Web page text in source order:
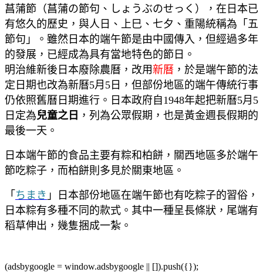
菖蒲節（菖蒲の節句、しょうぶのせっく），在日本已
有悠久的歷史，與人日、上巳、七夕、重陽統稱為「五
節句」。雖然日本的端午節是由中國傳入，但經過多年
的發展，已經成為具有當地特色的節日。
明治維新後日本廢除農曆，改用新曆 ，於是端午節的法
定日期也改為新曆5月5日，但部份地區的端午傳統行事
仍依照舊曆日期進行。日本政府自1948年起把新曆5月5
日定為兒童之日 ，列為公眾假期，也是黃金週長假期的
最後一天。
日本端午節的食品主要有粽和柏餅，關西地區多於端午
節吃粽子，而柏餅則多見於關東地區。
「 ちまき 」日本部份地區在端午節也有吃粽子的習俗，
日本粽有多種不同的款式。其中一種呈長條狀，尾端有
稻草伸出，幾隻捆成一紮。
(adsbygoogle = window.adsbygoogle || []).push({});